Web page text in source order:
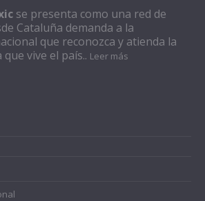
se presenta como una red de
Cataluña demanda a la
que reconozca y atienda la
vive el país.. Leer más